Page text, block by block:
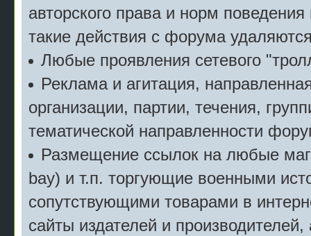
авторского права и норм
такие действия с форума
Любые проявления сетевого
Реклама и агитация,
организации, партии, течения,
тематической направленности
Размещение ссылок на любые
bay) и т.п. торгующие военными
сопутствующими товарами в
сайты издателей и